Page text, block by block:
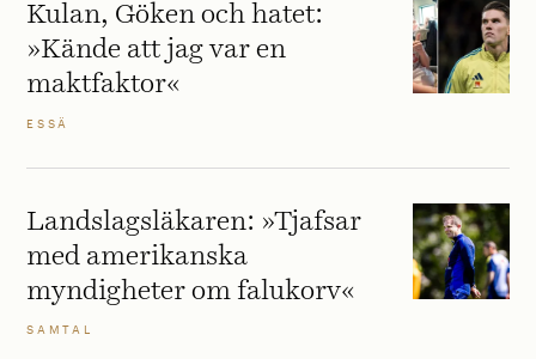
Kulan, Göken och hatet:
»Kände att jag var en
maktfaktor«
ESSÄ
Landslagsläkaren: »Tjafsar
med amerikanska
myndigheter om falukorv«
SAMTAL